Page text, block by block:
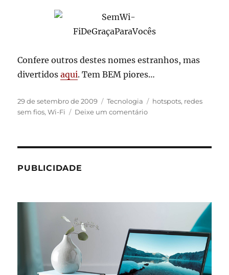
Confere outros destes nomes estranhos, mas
divertidosaqui. Tem BEM piores…
Publicado
em
29 de setembro de 2009 Categorias
Tecnologia Tags
hotspots, redes
sem fios,Wi-Fi Deixe um comentárioem
PUBLICIDADE